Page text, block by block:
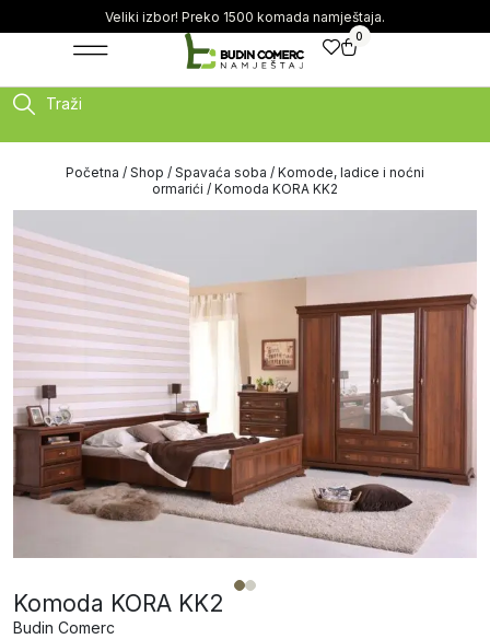
Veliki izbor! Preko 1500 komada namještaja.
0
Traži
Početna / Shop / Spavaća soba / Komode, ladice i noćni
ormarići / Komoda KORA KK2
Komoda KORA KK2
Budin Comerc